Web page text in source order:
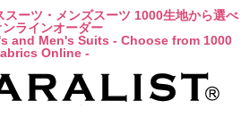
スーツ・メンズスーツ 1000生地から選べ
ンラインオーダー
and Men's Suits - Choose from 1000
Online -